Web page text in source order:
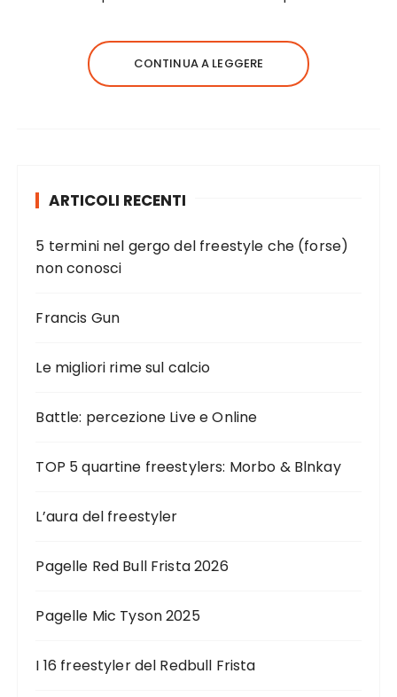
CONTINUA A LEGGERE
ARTICOLI RECENTI
5 termini nel gergo del freestyle che (forse)
non conosci
Francis Gun
Le migliori rime sul calcio
Battle: percezione Live e Online
TOP 5 quartine freestylers: Morbo & Blnkay
L’aura del freestyler
Pagelle Red Bull Frista 2026
Pagelle Mic Tyson 2025
I 16 freestyler del Redbull Frista